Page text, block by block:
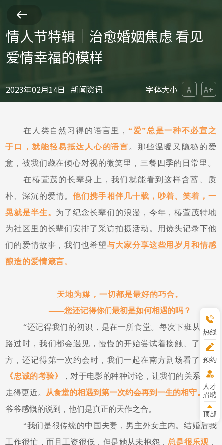
情人节特辑｜治愈婚姻焦虑 看见
爱情幸福的模样
2023年02月14日 新闻资讯 字体大小 A A+
在人类自然习得的语言里，“爱”总是一种不必宣之
于口，就能轻易抵达人心的语言 。那些温暖又隐秘的爱
意，被我们藏在倾心对视的微笑里，三餐四季的日常里。
在椿萱茂的长辈身上，我们就能看到这样含蓄、质
朴、深沉的爱情。他们携手相伴几十载，吵着、笑着，一
晃就是半生。 为了纪念长辈们的浪漫，今年，椿萱茂特地
为社区里的长辈们安排了采访拍摄活动。用镜头记录下他
们的爱情故事，我们也希望与大家分享这些用岁月和情感
酿造的爱情箴言。
天地为媒，一切都是最好的巧合。
——您还记得你们最初是如何相遇的吗？
“还记得我们的初识，是在一所食堂。每次下班从这里
路过时，我们都会遇见，慢慢的开始尝试着接触、了解对
方，还记得第一次约会时，我们一起在南方剧场看了 电影
《忠诚的考验》
，对于电影的种种讨论，让我们的关系慢慢
走得更近。
从食堂的相遇到第一次约会再到一生的相守。”李
爷爷感慨的说到，他们是真正的天作之合。
“我们是很传统的中国夫妻，男主外女主内。结婚后我
工作很忙，而且工资很低，但是她从未抱怨， 总是很乐观，
热线
预约
参观
人才
招聘
顶部